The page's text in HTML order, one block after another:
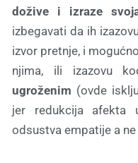
dožive i izraze
izbegavati da ih
izvor pretnje, i
njima, ili izazovu
ugroženim (ovde
jer redukcija afekta
odsustva empatije a